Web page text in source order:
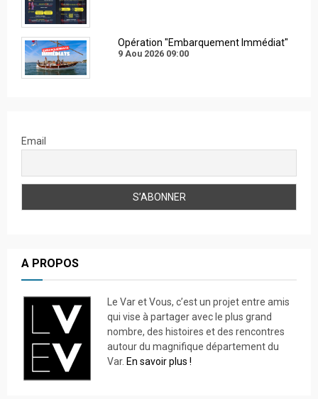
Opération "Embarquement Immédiat"
9 Aou 2026 09:00
Email
A PROPOS
Le Var et Vous, c’est un projet entre amis
qui vise à partager avec le plus grand
nombre, des histoires et des rencontres
autour du magnifique département du
Var. En savoir plus !